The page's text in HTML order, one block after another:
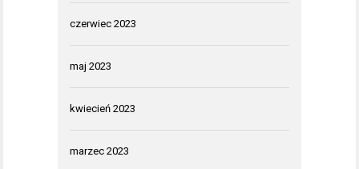
czerwiec 2023
maj 2023
kwiecień 2023
marzec 2023